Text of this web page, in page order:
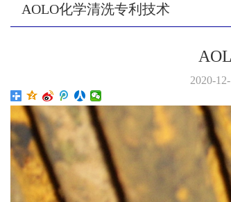
AOLO化学清洗专利技术
2020-